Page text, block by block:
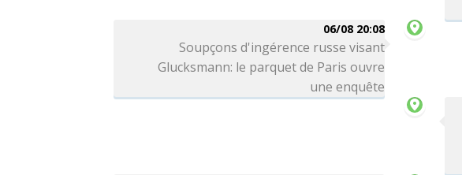
06/08 20:08
Soupçons d'ingérence russe visant
Glucksmann: le parquet de Paris ouvre
une enquête